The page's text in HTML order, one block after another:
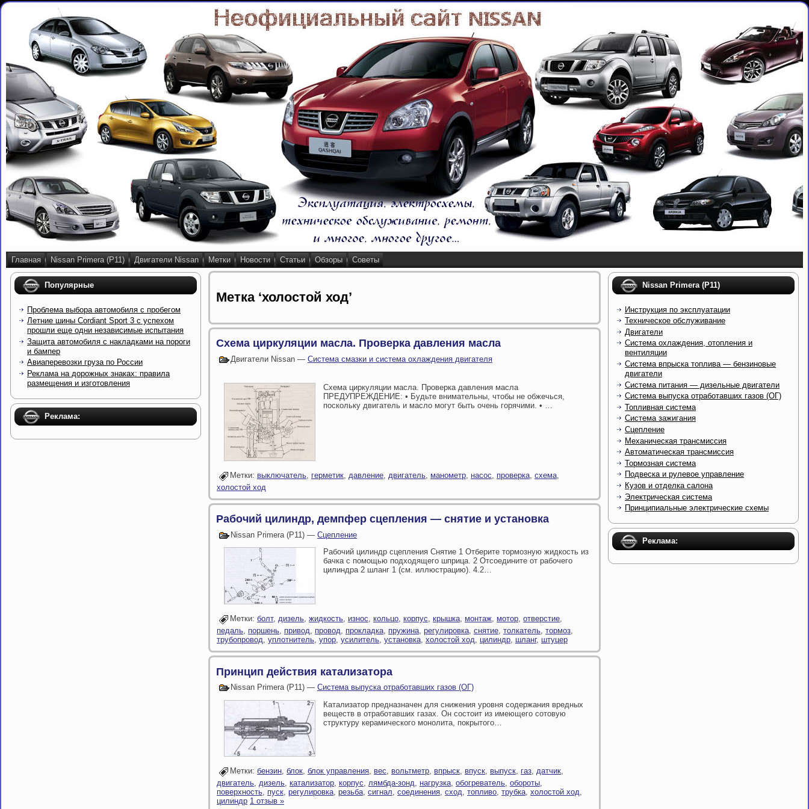
Главная Nissan Primera (P11) Двигатели Nissan Метки Новости Статьи Обзоры Советы
Популярные
Проблема выбора автомобиля с пробегом
Летние шины Cordiant Sport 3 с успехом
прошли еще одни независимые испытания
Защита автомобиля с накладками на пороги
и бампер
Авиаперевозки груза по России
Реклама на дорожных знаках: правила
размещения и изготовления
Реклама:
Метка ‘холостой ход’
Схема циркуляции масла. Проверка давления масла
Двигатели Nissan — Система смазки и система охлаждения двигателя
Схема циркуляции масла. Проверка давления масла
ПРЕДУПРЕЖДЕНИЕ: • Будьте внимательны, чтобы не обжечься,
поскольку двигатель и масло могут быть очень горячими. • …
Метки: выключатель, герметик, давление, двигатель, манометр, насос, проверка, схема,
холостой ход
Рабочий цилиндр, демпфер сцепления — снятие и установка
Nissan Primera (P11) — Сцепление
Рабочий цилиндр сцепления Снятие 1 Отберите тормозную жидкость из
бачка с помощью подходящего шприца. 2 Отсоедините от рабочего
цилиндра 2 шланг 1 (см. иллюстрацию). 4.2…
Метки: болт, дизель, жидкость, износ, кольцо, корпус, крышка, монтаж, мотор, отверстие,
педаль, поршень, привод, провод, прокладка, пружина, регулировка, снятие, толкатель, тормоз,
трубопровод, уплотнитель, упор, усилитель, установка, холостой ход, цилиндр, шланг, штуцер
Принцип действия катализатора
Nissan Primera (P11) — Система выпуска отработавших газов (ОГ)
Катализатор предназначен для снижения уровня содержания вредных
веществ в отработавших газах. Он состоит из имеющего сотовую
структуру керамического монолита, покрытого…
Метки: бензин, блок, блок управления, вес, вольтметр, впрыск, впуск, выпуск, газ, датчик,
двигатель дизель катализатор корпус лямбда-зонд нагрузка обогреватель обороты
поверхность пуск регулировка резьба сигнал соединения сход топливо трубка холостой ход
цилиндр 1 отзыв »
Nissan Primera (P11)
Инструкция по эксплуатации
Техническое обслуживание
Двигатели
Система охлаждения, отопления и
вентиляции
Система впрыска топлива — бензиновые
двигатели
Система питания — дизельные двигатели
Система выпуска отработавших газов (ОГ)
Топливная система
Система зажигания
Сцепление
Механическая трансмиссия
Автоматическая трансмиссия
Тормозная система
Подвеска и рулевое управление
Кузов и отделка салона
Электрическая система
Принципиальные электрические схемы
Реклама: